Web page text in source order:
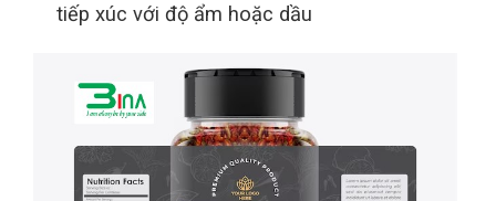
tiếp xúc với độ ẩm hoặc dầu